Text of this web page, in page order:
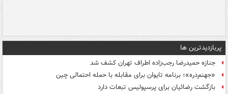
پربازدیدترین ها
جنازه حمیدرضا رجب‌زاده اطراف تهران کشف شد
«جهنم‌دره»؛ برنامه تایوان برای مقابله با حمله احتمالی چین
بازگشت رضائیان برای پرسپولیس تبعات دارد